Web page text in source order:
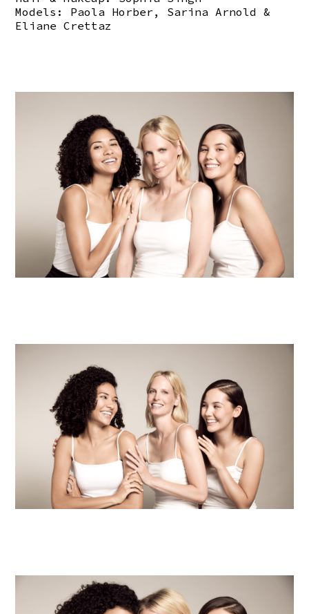
Models: Paola Horber, Sarina Arnold &
Eliane Crettaz